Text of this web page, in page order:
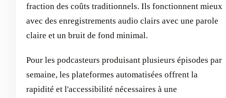
fraction des coûts traditionnels. Ils fonctionnent mieux
avec des enregistrements audio clairs avec une parole
claire et un bruit de fond minimal.
Pour les podcasteurs produisant plusieurs épisodes par
semaine, les plateformes automatisées offrent la
rapidité et l'accessibilité nécessaires à une